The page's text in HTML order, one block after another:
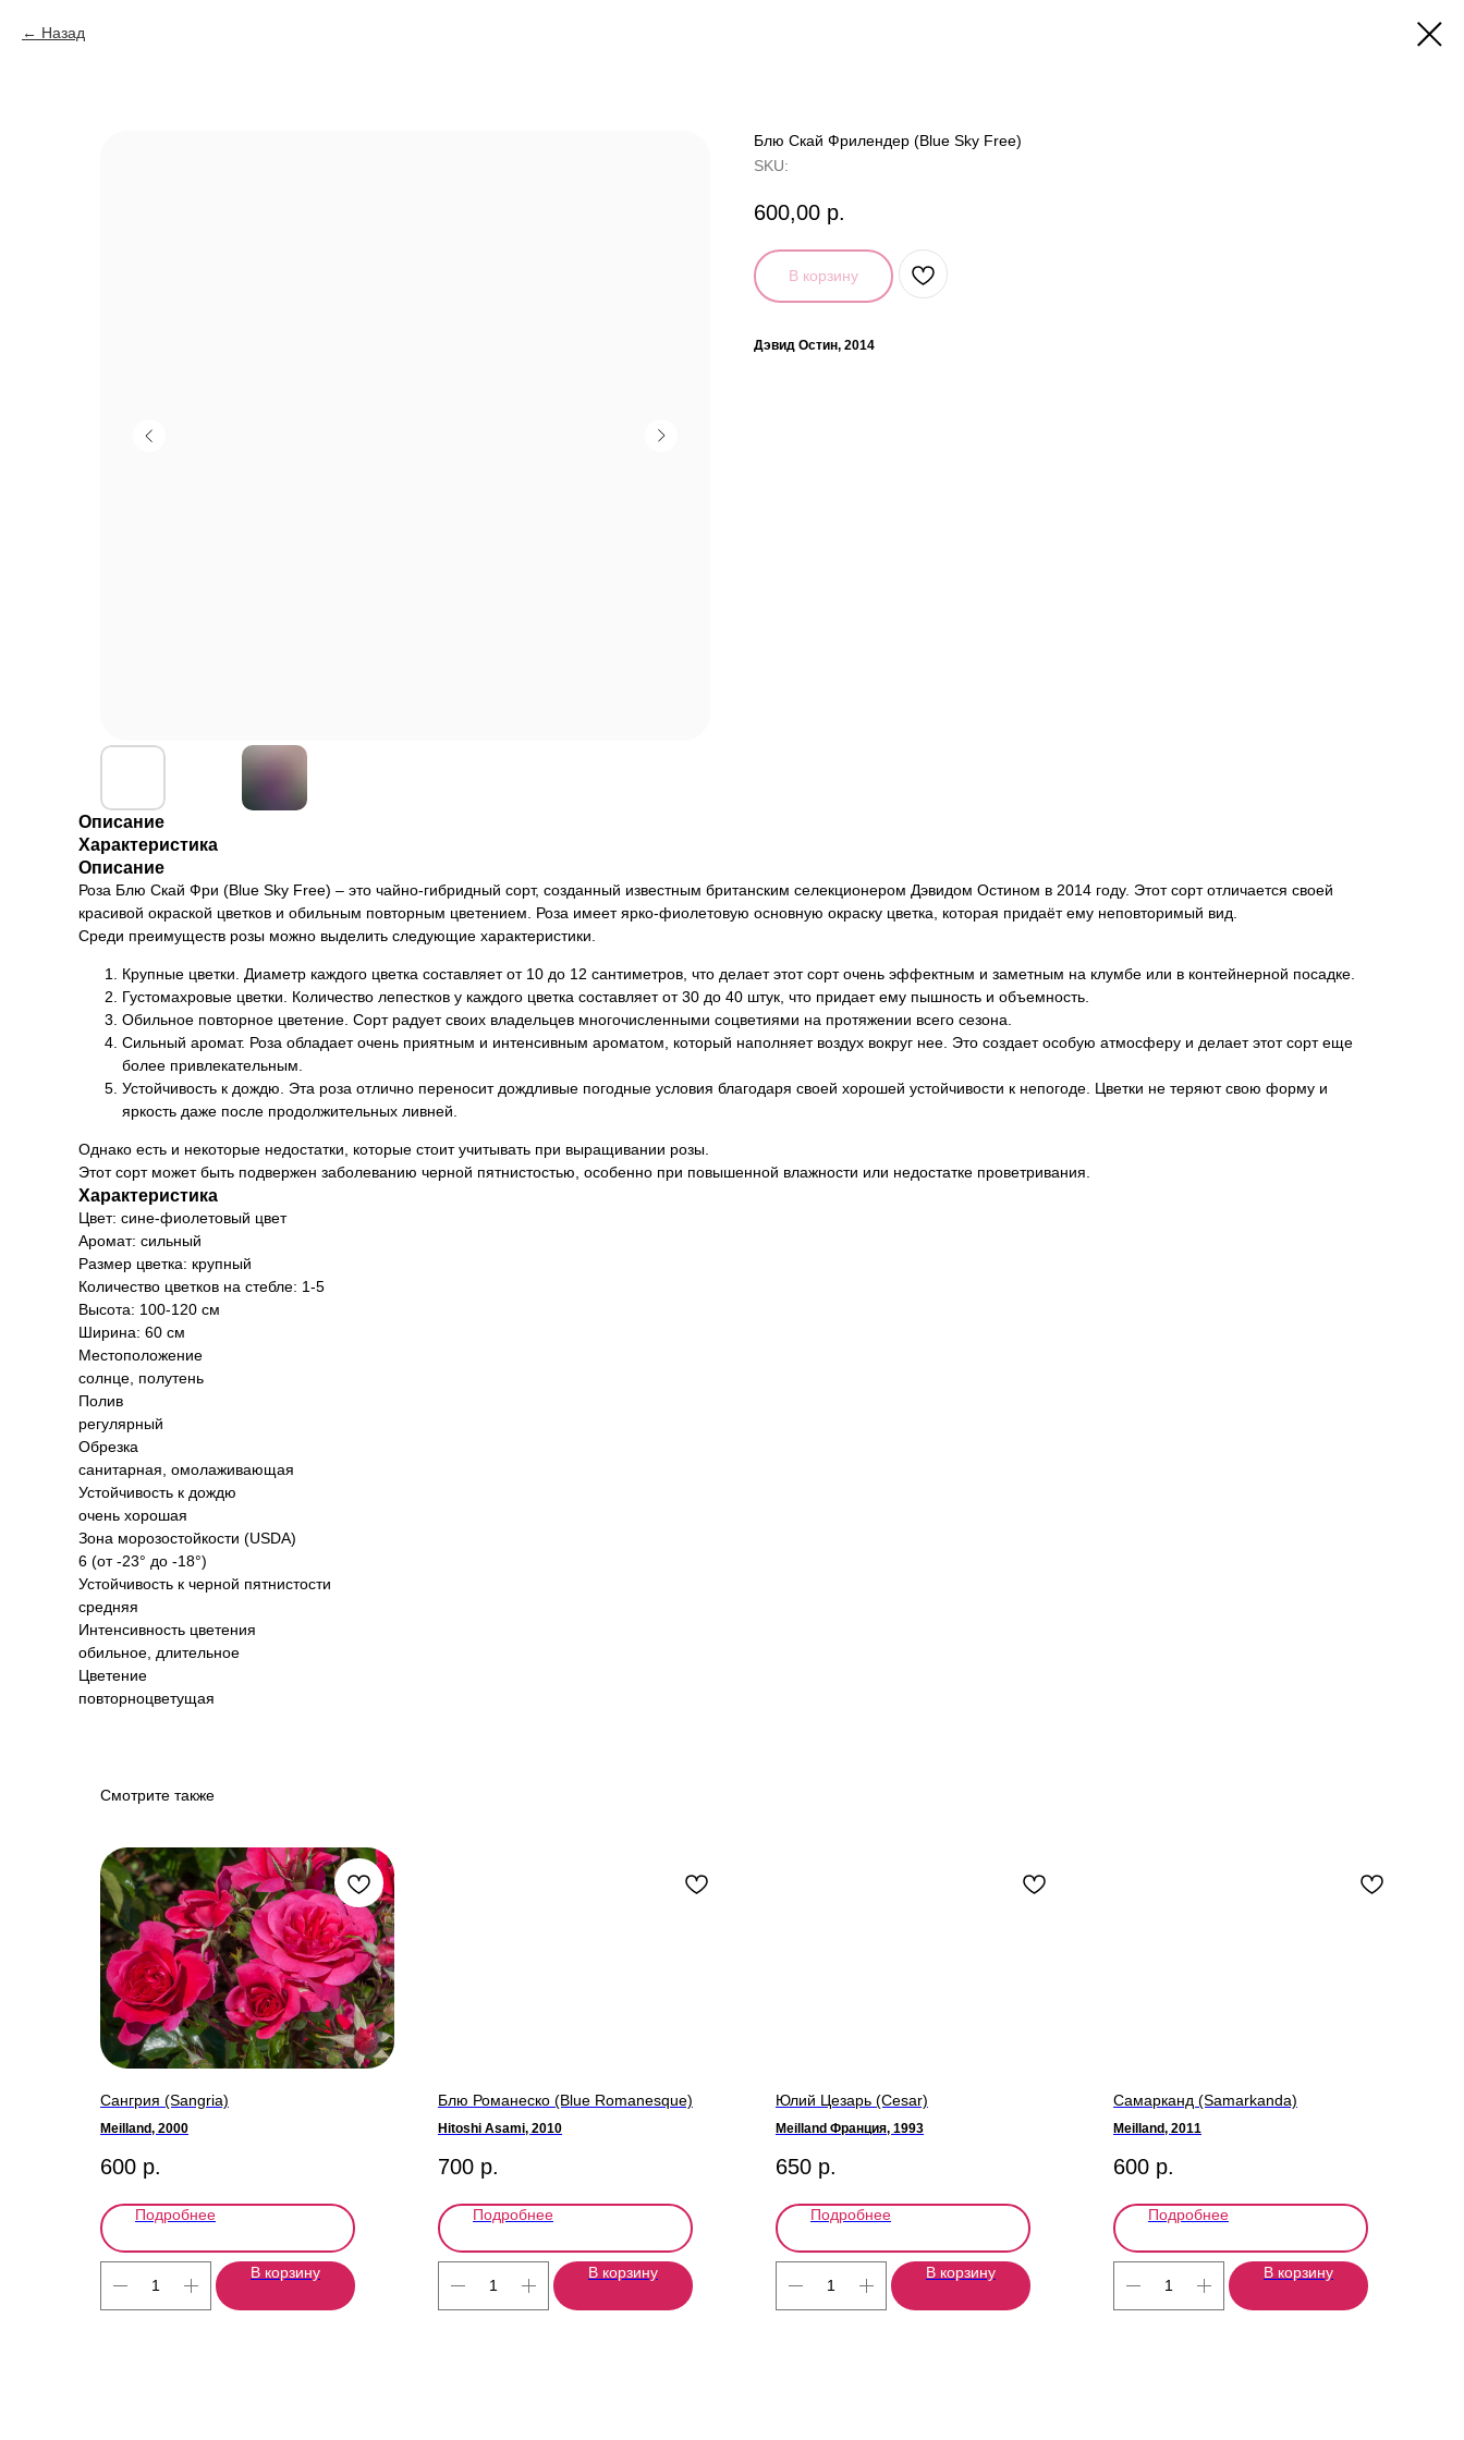
Назад
Блю Скай Фрилендер (Blue Sky Free)
SKU:
600,00 р.
В корзину
Дэвид Остин, 2014
Описание
Характеристика
Описание
Роза Блю Скай Фри (Blue Sky Free) – это чайно-гибридный сорт, созданный известным британским селекционером Дэвидом Остином в 2014 году. Этот сорт отличается своей
красивой окраской цветков и обильным повторным цветением. Роза имеет ярко-фиолетовую основную окраску цветка, которая придаёт ему неповторимый вид.
Среди преимуществ розы можно выделить следующие характеристики.
Крупные цветки. Диаметр каждого цветка составляет от 10 до 12 сантиметров, что делает этот сорт очень эффектным и заметным на клумбе или в контейнерной посадке.
Густомахровые цветки. Количество лепестков у каждого цветка составляет от 30 до 40 штук, что придает ему пышность и объемность.
Обильное повторное цветение. Сорт радует своих владельцев многочисленными соцветиями на протяжении всего сезона.
Сильный аромат. Роза обладает очень приятным и интенсивным ароматом, который наполняет воздух вокруг нее. Это создает особую атмосферу и делает этот сорт еще
более привлекательным.
Устойчивость к дождю. Эта роза отлично переносит дождливые погодные условия благодаря своей хорошей устойчивости к непогоде. Цветки не теряют свою форму и
яркость даже после продолжительных ливней.
Однако есть и некоторые недостатки, которые стоит учитывать при выращивании розы.
Этот сорт может быть подвержен заболеванию черной пятнистостью, особенно при повышенной влажности или недостатке проветривания.
Характеристика
Цвет: сине-фиолетовый цвет
Аромат: сильный
Размер цветка: крупный
Количество цветков на стебле: 1-5
Высота: 100-120 см
Ширина: 60 см
Местоположение
солнце, полутень
Полив
регулярный
Обрезка
санитарная, омолаживающая
Устойчивость к дождю
очень хорошая
Зона морозостойкости (USDA)
6 (от -23° до -18°)
Устойчивость к черной пятнистости
средняя
Интенсивность цветения
обильное, длительное
Цветение
повторноцветущая
Смотрите также
Сангрия (Sangria)
Meilland, 2000
600 р.
Подробнее
В корзину
Блю Романеско (Blue Romanesque)
Hitoshi Asami, 2010
700 р.
Подробнее
В корзину
Юлий Цезарь (Cesar)
Meilland Франция, 1993
650 р.
Подробнее
В корзину
Самарканд (Samarkanda)
Meilland, 2011
600 р.
Подробнее
В корзину